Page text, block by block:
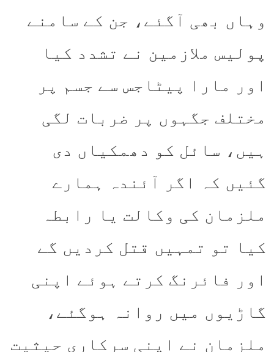
وہاں بھی آگئے، جن کے سامنے
پولیس ملازمین نے تشدد کیا
اور مارا پیٹاجس سے جسم پر
مختلف جگہوں پر ضربات لگی
ہیں، سائل کو دھمکیاں دی
گئیں کہ اگر آئندہ ہمارے
ملزمان کی وکالت یا رابطہ
کیا تو تمہیں قتل کردیں گے
اور فائرنگ کرتے ہوئے اپنی
گاڑیوں میں روانہ ہوگئے،
ملزمان نے اپنی سرکاری حیثیت